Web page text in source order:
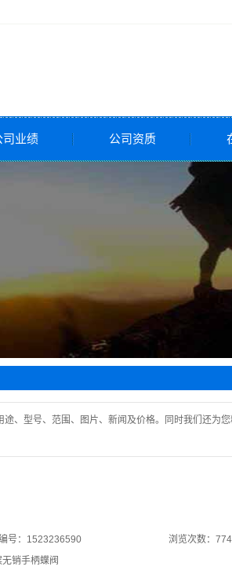
司业绩 公司资质
途、型号、范围、图片、新闻及价格。同时我们还为您
号：1523236590
浏览次数：774
无销手柄蝶阀